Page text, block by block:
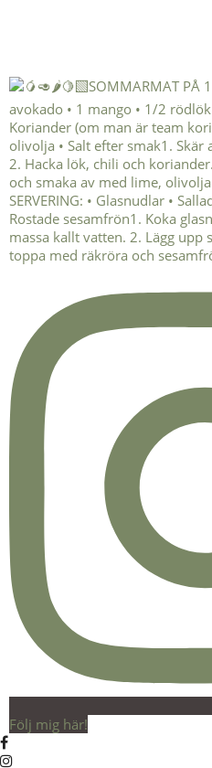
Följ mig här!